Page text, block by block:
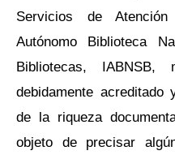
Servicios de
Autónomo Biblioteca
Bibliotecas,
debidamente
de la riqueza
objeto de precisar